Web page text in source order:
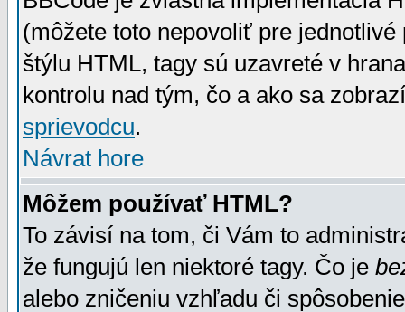
(môžete toto nepovoliť pre
štýlu HTML, tagy sú uzavreté v
kontrolu nad tým, čo a ako sa
sprievodcu.
Návrat hore
Môžem používať HTML?
To závisí na tom, či Vám to
že fungujú len niektoré tagy. Čo je
alebo zničeniu vzhľadu či